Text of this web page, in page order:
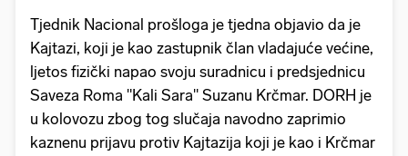
Tjednik Nacional prošloga je tjedna objavio da je
Kajtazi, koji je kao zastupnik član vladajuće većine,
ljetos fizički napao svoju suradnicu i predsjednicu
Saveza Roma "Kali Sara" Suzanu Krčmar. DORH je
u kolovozu zbog tog slučaja navodno zaprimio
kaznenu prijavu protiv Kajtazija koji je kao i Krčmar